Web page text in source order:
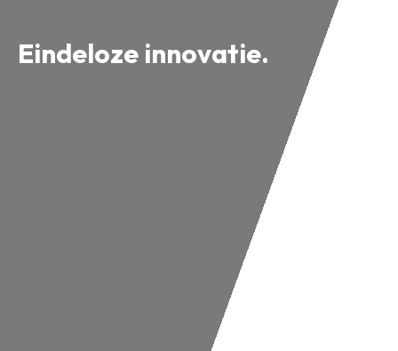
Eindeloze innovatie.